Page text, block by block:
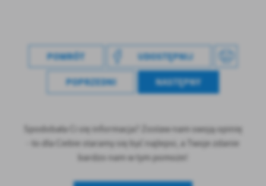
POWRÓT UDOSTĘPNIJ
POPRZEDNI NASTĘPNY
Spodobała Ci się informacja? Zostaw nam swoją opinię
- to dla Ciebie staramy się być najlepsi, a Twoje zdanie
bardzo nam w tym pomoże!